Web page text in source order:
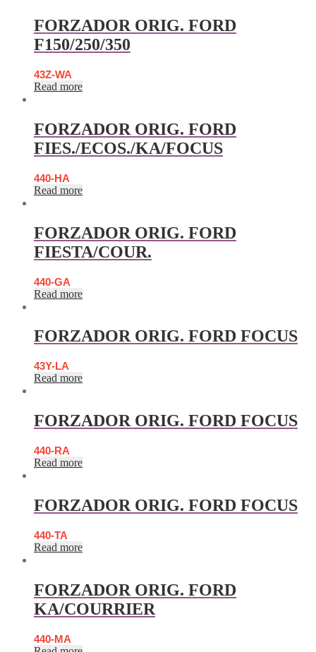
FORZADOR ORIG. FORD
F150/250/350
43Z-WA
Read more
FORZADOR ORIG. FORD
FIES./ECOS./KA/FOCUS
440-HA
Read more
FORZADOR ORIG. FORD
FIESTA/COUR.
440-GA
Read more
FORZADOR ORIG. FORD FOCUS
43Y-LA
Read more
FORZADOR ORIG. FORD FOCUS
440-RA
Read more
FORZADOR ORIG. FORD FOCUS
440-TA
Read more
FORZADOR ORIG. FORD
KA/COURRIER
440-MA